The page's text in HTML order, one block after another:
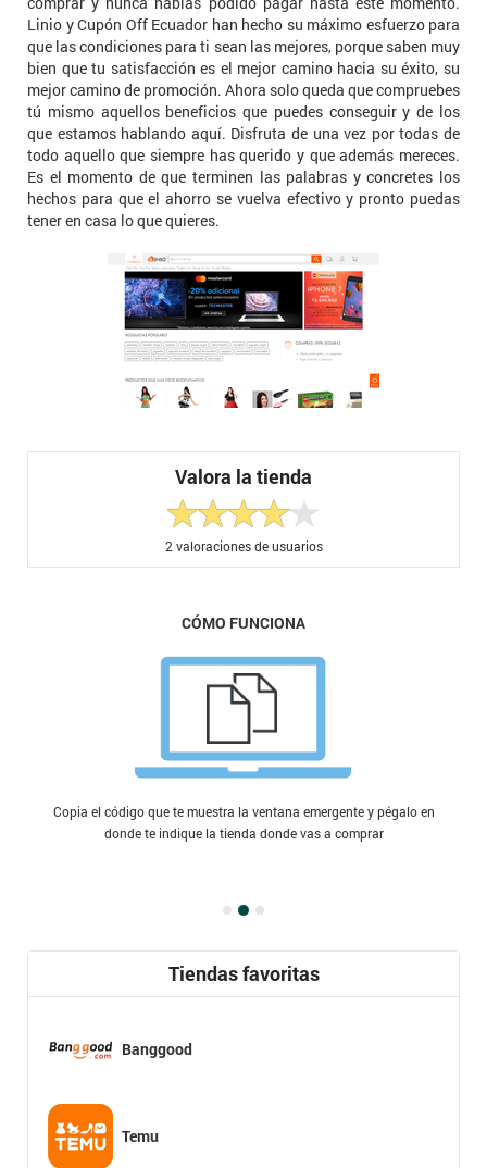
Linio y Cupón Off Ecuador han hecho su máximo esfuerzo para
que las condiciones para ti sean las mejores, porque saben muy
bien que tu satisfacción es el mejor camino hacia su éxito, su
mejor camino de promoción. Ahora solo queda que compruebes
tú mismo aquellos beneficios que puedes conseguir y de los
que estamos hablando aquí. Disfruta de una vez por todas de
todo aquello que siempre has querido y que además mereces.
Es el momento de que terminen las palabras y concretes los
hechos para que el ahorro se vuelva efectivo y pronto puedas
tener en casa lo que quieres.
Valora la tienda
2 valoraciones de usuarios
CÓMO FUNCIONA
Copia el código que te muestra la ventana emergente y pégalo en
donde te indique la tienda donde vas a comprar
Tiendas favoritas
Banggood
Temu